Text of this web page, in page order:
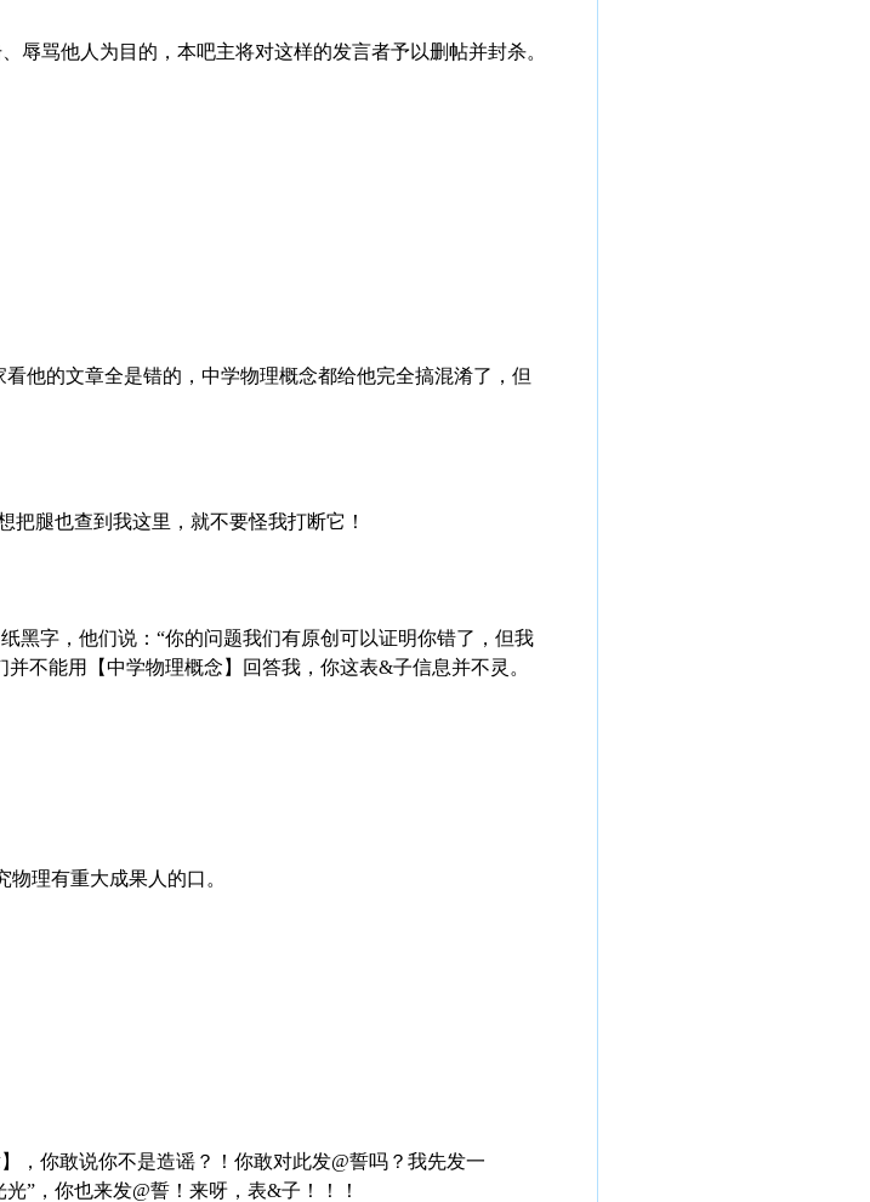
辱骂他人为目的，本吧主将对这样的发言者予以删帖并封杀。
看他的文章全是错的，中学物理概念都给他完全搞混淆了，但
腿也查到我这里，就不要怪我打断它！
黑字，他们说：“你的问题我们有原创可以证明你错了，但我
不能用【中学物理概念】回答我，你这表&子信息并不灵。
理有重大成果人的口。
，你敢说你不是造谣？！你敢对此发@誓吗？我先发一
”，你也来发@誓！来呀，表&子！！！